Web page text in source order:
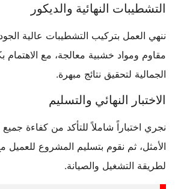
التشطيبات النهائية والديكور
ننهي العمل بتركيب التشطيبات عالية
مقاوم ومواد خشبية معالجة، مع الاهتمام
الجمالية لتحقيق نتائج مبهرة.
الاختبار النهائي والتسليم
نجري اختباراً شاملاً للتأكد من كفاءة جميع
الأمثل، ثم نقوم بتسليم المشروع
لطريقة التشغيل والصيانة.